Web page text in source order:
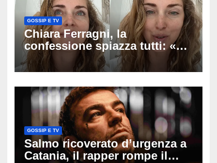
GOSSIP E TV
Chiara Ferragni, la
confessione spiazza tutti: «Un
mio ex voleva che mi rifacessi
il seno». Poi svela i ritocchi di
GOSSIP E TV
Salmo ricoverato d’urgenza a
Catania, il rapper rompe il